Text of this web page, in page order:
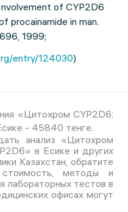
of CYP2D6
procainamide in man.
1999;
entry/124030)
«Цитохром СYP2D6:
- 45840 тенге.
анализ «Цитохром
в Есике и других
Казахстан, обратите
методы и
лабораторных тестов в
офисах могут